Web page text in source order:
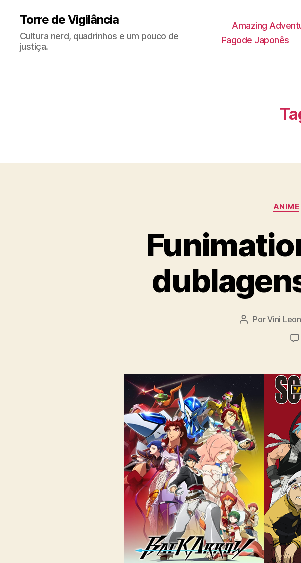
Torre de Vigilância
Cultura nerd, quadrinhos e um pouco de
justiça.
Amazing
Pagode Japonês
ANIME
Autor
PorVini